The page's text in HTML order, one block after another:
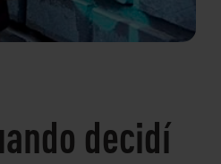
decidí